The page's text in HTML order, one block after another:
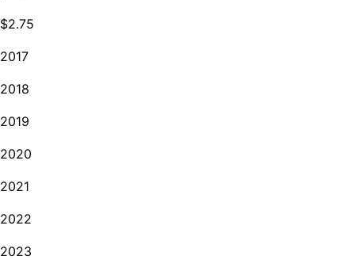
$2.75
2017
2018
2019
2020
2021
2022
2023